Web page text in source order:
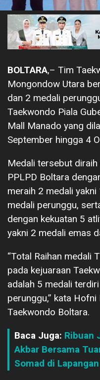
BOLTARA,– Tim
Mongondow Utara
dan 2 medali
Taekwondo Piala
Mall Manado yang
September hingga 4
Medali tersebut
PPLPD Boltara
meraih 2 medali
medali perunggu,
dengan kekuatan 5
yakni 2 medali emas
“Total Raihan medali
pada kejuaraan
adalah 5 medali
perunggu,” kata
Taekwondo Boltara.
Baca Juga: Ribuan
Akbar Bersama
Somad di